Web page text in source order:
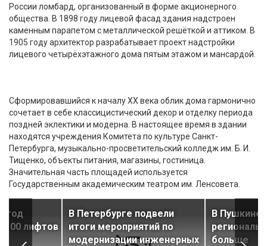
России ломбард, организованный в форме акционерного
общества. В 1898 году лицевой фасад здания надстроен
каменным парапетом с металлической решёткой и аттиком. В
1905 году архитектор разрабатывает проект надстройки
лицевого четырёхэтажного дома пятым этажом и мансардой.
Сформировавшийся к началу ХХ века облик дома гармонично
сочетает в себе классицистический декор и отделку периода
поздней эклектики и модерна. В настоящее время в здании
находятся учреждения Комитета по культуре Санкт-
Петербурга, музыкально-просветительский колледж им. Б. И.
Тищенко, объекты питания, магазины, гостиница.
Значительная часть площадей используется
Государственным академическим театром им. Ленсовета.
год
100 лифтов
В Петербурге подвели
итоги мероприятий по
модернизации инженерных
В Пушкине
больше